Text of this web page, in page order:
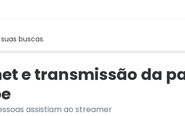
buscas.
e transmissão da
assistiam ao streamer